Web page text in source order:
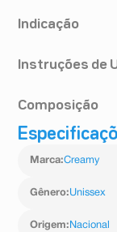
Indicação
peles oleosas,
Instruções de
5 gotas do
absorção.
Composição
Aqua,
Gum, Xanthan
Starch
Tocopheryl
Marca:Creamy
Gênero:Unissex
Origem: Nacional